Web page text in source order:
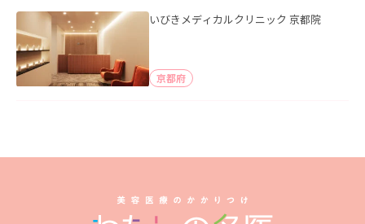
いびきメディカルクリニック 京都院
京都府